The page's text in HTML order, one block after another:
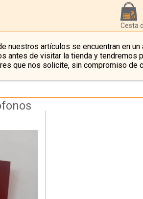
Cesta
nuestros artículos se encuentran en un
antes de visitar la tienda y tendremos
que nos solicite, sin compromiso de